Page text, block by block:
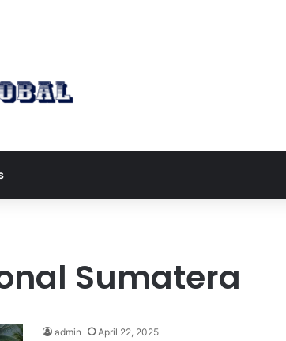
Sumatera
admin April 22, 2025